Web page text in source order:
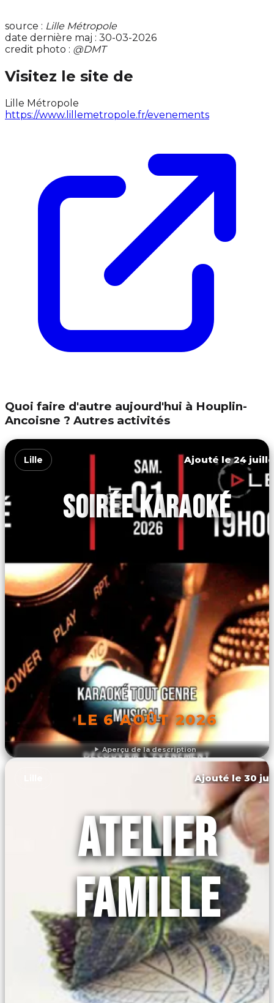
source : Lille Métropole
date dernière maj : 30-03-2026
credit photo : @DMT
Visitez le site de
Lille Métropole
https://www.lillemetropole.fr/evenements
Quoi faire d'autre aujourd'hui à Houplin-
Ancoisne ? Autres activités
Aperçu de la description
Lille Ajouté le 24
SOIRÉE KARAOKÉ
LE 6 AOÛT 2026
DÉCOUVRIR L'ÉVÉNEMENT
Ajouté le 30
ATELIER
FAMILLE